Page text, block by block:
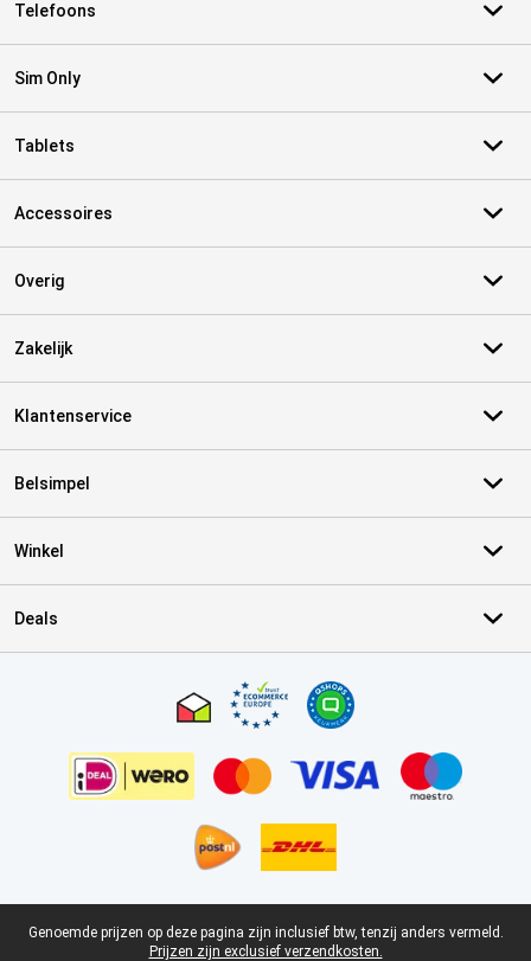
Telefoons
Sim Only
Tablets
Accessoires
Overig
Zakelijk
Klantenservice
Belsimpel
Winkel
Deals
Juridische voettekst
Genoemde prijzen op deze pagina zijn inclusief btw, tenzij anders vermeld.
Prijzen zijn exclusief verzendkosten.